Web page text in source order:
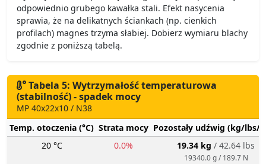
odpowiednio grubego kawałka stali. Efekt nasycenia
sprawia, że na delikatnych ściankach (np. cienkich
profilach) magnes trzyma słabiej. Dobierz wymiaru blachy
zgodnie z poniższą tabelą.
Tabela 5: Wytrzymałość temperaturowa
(stabilność) - spadek mocy
MP 40x22x10 / N38
Temp. otoczenia (°C) Strata mocy Pozostały udźwig (kg/lbs/
20 °C
0.0% 19.34 kg / 42.64 lbs
19340.0 g / 189.7 N